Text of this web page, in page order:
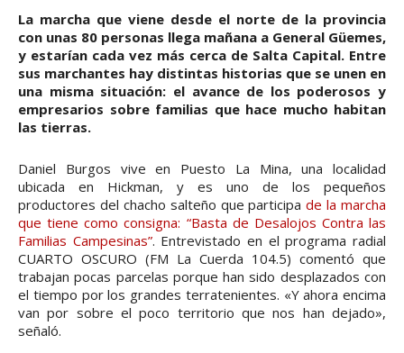
La marcha que viene desde el norte de la provincia
con unas 80 personas llega mañana a General Güemes,
y estarían cada vez más cerca de Salta Capital. Entre
sus marchantes hay distintas historias que se unen en
una misma situación: el avance de los poderosos y
empresarios sobre familias que hace mucho habitan
las tierras.
Daniel Burgos vive en Puesto La Mina, una localidad
ubicada en Hickman, y es uno de los pequeños
productores del chacho salteño que participade la marcha
que tiene como consigna: “Basta de Desalojos Contra las
Familias Campesinas”. Entrevistado en el programa radial
CUARTO OSCURO (FM La Cuerda 104.5) comentó que
trabajan pocas parcelas porque han sido desplazados con
el tiempo por los grandes terratenientes. «Y ahora encima
van por sobre el poco territorio que nos han dejado»,
señaló.